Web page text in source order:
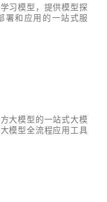
习模型，提供模型探
署和应用的一站式服
大模型的一站式大模
模型全流程应用工具